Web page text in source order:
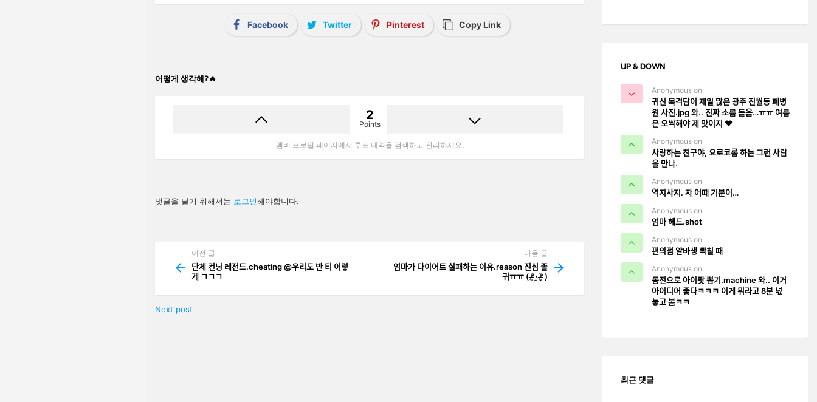
Facebook Twitter Pinterest Copy Link
어떻게 생각해?🔥
2
Points
멤버 프로필 페이지에서 투표 내역을 검색하고 관리하세요.
답
글
댓글을 달기 위해서는 로그인해야합니다.
more
이전 글
단체 컨닝 레전드.cheating @우리도 반 티 이렇
게 ㄱㄱㄱ
다음 글
엄마가 다이어트 실패하는 이유.reason 진심 졸
귀ㅠㅠ ( ᵒ̴̶̷̥́ ·̫ ᵒ̴̶̷̣̥̀ )
Next post
UP & DOWN
Anonymous on
귀신 목격담이 제일 많은 광주 진월동 폐병
원 사진.jpg 와.. 진짜 소름 돋음…ㅠㅠ 여름
은 오싹해야 제 맛이지 ❤️
Anonymous on
사랑하는 친구야, 요로코롬 하는 그런 사람
을 만나.
Anonymous on
역지사지. 자 어때 기분이…
Anonymous on
엄마 헤드.shot
Anonymous on
편의점 알바생 빡칠 때
Anonymous on
동전으로 아이팟 뽑기.machine 와.. 이거
아이디어 좋다ㅋㅋㅋ 이게 뭐라고 8분 넋
놓고 봄ㅋㅋ
최근 댓글